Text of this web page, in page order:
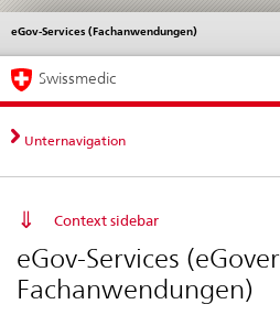
Direktnavigation
News,
Rechtsgrundlagen,
Kontakt
News & Updates
eGov-Services (Fachanwendungen)
Sprachwahl
Service
Hauptnavigation
Swissmedic
Unternavigation
Context sidebar
eGov-Services
Fachanwendungen)